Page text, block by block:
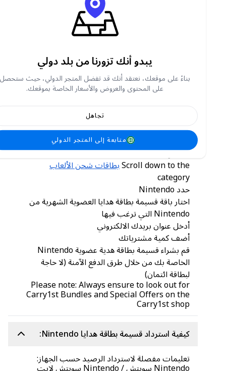
أين يمكن شراء قسائم بطاقات هدايا عضوية
Nintendo عبر الإنترنت
Do not miss out on amazing gaming products
We accept secure
payment methods, like PayPal, Chipper,
Crypto, bank transfers, and more. We also
offer affordable rates with discounted prices
and offers from time to time!
كيفية شراء قسائم بطاقات هدايا عضوية
Nintendo من متجر Carry1st
انتقل إلى shop.carry1st.com
Scroll down to theبطاقات شحن الألعاب
category
اختار باقة قسيمة بطاقة هدايا العضوية الشهرية من
Nintendo التي ترغب فيها
أدخل عنوان بريدك الالكتروني
أضف كمية مشترياتك
قم بشراء قسيمة بطاقة هدية عضوية Nintendo
الخاصة بك من خلال طرق الدفع الآمنة (لا حاجة
لبطاقة ائتمان)
Please note: Always ensure to look out for
Carry1st Bundles and Special Offers on the
Carry1st shop
كيفية استرداد قسيمة بطاقة هدايا Nintendo:
تعليمات مفصلة لاسترداد الرصيد حسب الجهاز:
يبدو أنك تزورنا من بلد دولي
بناءً على موقعك، نعتقد أنك قد تفضل المتجر الدولي، حيث ستحصل
على المحتوى والعروض والأسعار الخاصة بموقعك.
متابعة إلى المتجر الدولي